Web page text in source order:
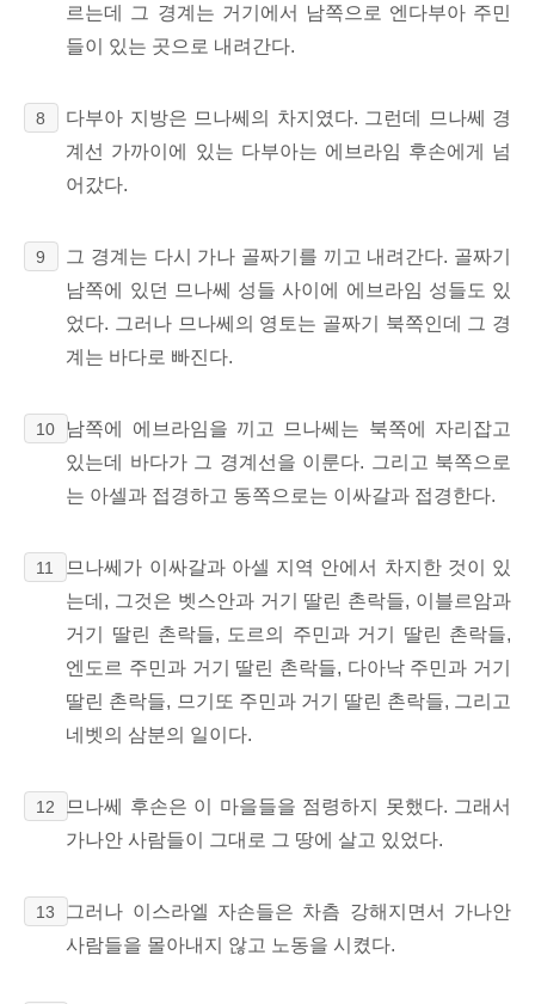
르는데 그 경계는 거기에서 남쪽으로 엔다부아 주민
들이 있는 곳으로 내려간다.
8
다부아 지방은 므나쎄의 차지였다. 그런데 므나쎄 경
계선 가까이에 있는 다부아는 에브라임 후손에게 넘
어갔다.
9
그 경계는 다시 가나 골짜기를 끼고 내려간다. 골짜기
남쪽에 있던 므나쎄 성들 사이에 에브라임 성들도 있
었다. 그러나 므나쎄의 영토는 골짜기 북쪽인데 그 경
계는 바다로 빠진다.
10
남쪽에 에브라임을 끼고 므나쎄는 북쪽에 자리잡고
있는데 바다가 그 경계선을 이룬다. 그리고 북쪽으로
는 아셀과 접경하고 동쪽으로는 이싸갈과 접경한다.
11
므나쎄가 이싸갈과 아셀 지역 안에서 차지한 것이 있
는데, 그것은 벳스안과 거기 딸린 촌락들, 이블르암과
거기 딸린 촌락들, 도르의 주민과 거기 딸린 촌락들,
엔도르 주민과 거기 딸린 촌락들, 다아낙 주민과 거기
딸린 촌락들, 므기또 주민과 거기 딸린 촌락들, 그리고
네벳의 삼분의 일이다.
12
므나쎄 후손은 이 마을들을 점령하지 못했다. 그래서
가나안 사람들이 그대로 그 땅에 살고 있었다.
13
그러나 이스라엘 자손들은 차츰 강해지면서 가나안
사람들을 몰아내지 않고 노동을 시켰다.